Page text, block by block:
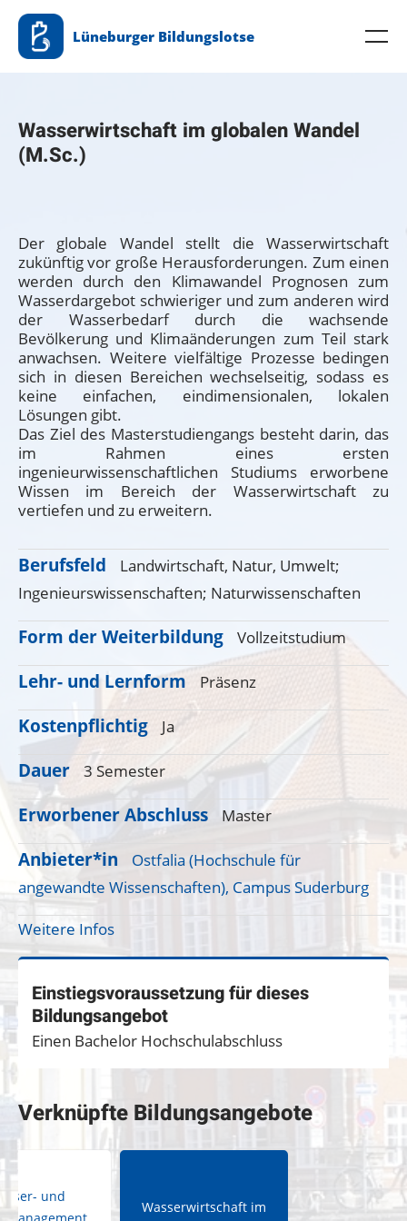
Zum
Inhalt
Lüneburger Bildungslotse
Wasserwirtschaft im globalen Wandel
(M.Sc.)
Der globale Wandel stellt die Wasserwirtschaft
zukünftig vor große Herausforderungen. Zum einen
werden durch den Klimawandel Prognosen zum
Wasserdargebot schwieriger und zum anderen wird
der Wasserbedarf durch die wachsende
Bevölkerung und Klimaänderungen zum Teil stark
anwachsen. Weitere vielfältige Prozesse bedingen
sich in diesen Bereichen wechselseitig, sodass es
keine einfachen, eindimensionalen, lokalen
Lösungen gibt.
Das Ziel des Masterstudiengangs besteht darin, das
im Rahmen eines ersten
ingenieurwissenschaftlichen Studiums erworbene
Wissen im Bereich der Wasserwirtschaft zu
vertiefen und zu erweitern.
Berufsfeld
Landwirtschaft, Natur, Umwelt;
Ingenieurswissenschaften; Naturwissenschaften
Form der Weiterbildung Vollzeitstudium
Lehr- und Lernform Präsenz
Kostenpflichtig Ja
Dauer 3 Semester
Erworbener Abschluss Master
Anbieter*in
Ostfalia (Hochschule für
angewandte Wissenschaften), Campus Suderburg
Weitere Infos
Einstiegsvoraussetzung für dieses
Bildungsangebot
Einen Bachelor Hochschulabschluss
Verknüpfte Bildungsangebote
und
Wasserwirtschaft im